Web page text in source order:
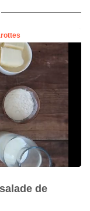
de